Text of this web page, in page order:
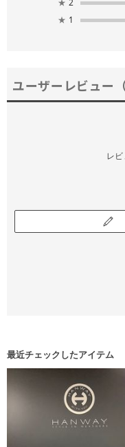
★ 2
★ 1
ユーザーレビュー
レ
最近チェックしたアイテム